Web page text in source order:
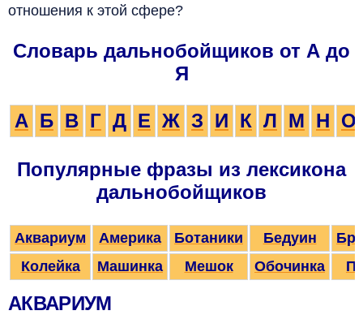
отношения к этой сфере?
Словарь дальнобойщиков от А до
Я
А Б В Г Д Е Ж З И К Л М Н О
Популярные фразы из лексикона
дальнобойщиков
Аквариум Америка Ботаники Бедуин
Колейка
Машинка Мешок Обочинка
АКВАРИУМ